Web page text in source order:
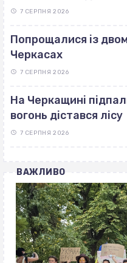
7 СЕРПНЯ 2026
Попрощалися із
Черкасах
7 СЕРПНЯ 2026
На Черкащині
вогонь дістався лісу
7 СЕРПНЯ 2026
ВАЖЛИВО